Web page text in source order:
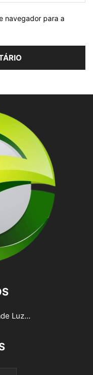
navegador para a
Luz...